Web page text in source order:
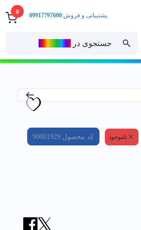
0
جستجوی در
پشتیبانی و فروش:09917797600
ناموجود کد محصول 90001929